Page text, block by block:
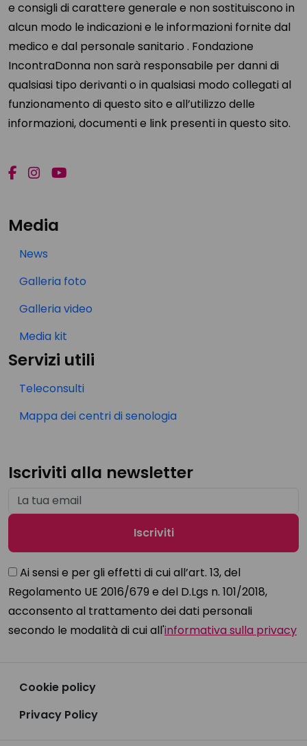
e consigli di carattere generale e non sostituiscono in
alcun modo le indicazioni e le informazioni fornite dal
medico e dal personale sanitario . Fondazione
IncontraDonna non sarà responsabile per danni di
qualsiasi tipo derivanti o in qualsiasi modo collegati al
funzionamento di questo sito e all’utilizzo delle
informazioni, documenti e link presenti in questo sito.
Media
News
Galleria foto
Galleria video
Media kit
Servizi utili
Teleconsulti
Mappa dei centri di senologia
Iscriviti alla newsletter
Ai sensi e per gli effetti di cui all’art. 13, del
Regolamento UE 2016/679 e del D.Lgs n. 101/2018,
acconsento al trattamento dei dati personali
secondo le modalità di cui all'informativa sulla privacy
Cookie policy
Privacy Policy